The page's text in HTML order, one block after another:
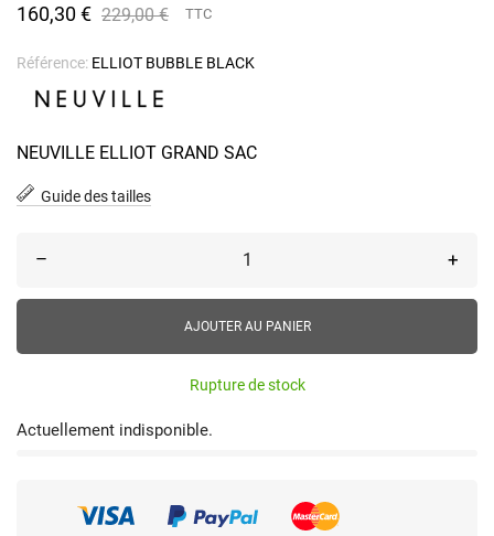
160,30 € 229,00 € TTC
Référence: ELLIOT BUBBLE BLACK
NEUVILLE ELLIOT GRAND SAC
Guide des tailles
– +
AJOUTER AU PANIER
Rupture de stock
Actuellement indisponible.